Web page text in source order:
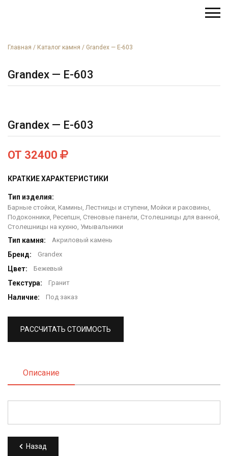
Главная / Каталог камня / Grandex — E-603
Grandex — E-603
Grandex — E-603
ОТ 32400
КРАТКИЕ ХАРАКТЕРИСТИКИ
Тип изделия:
Барные стойки, Камины, Лестницы и ступени, Мойки и раковины,
Подоконники, Ресепшн, Стеновые панели, Столешницы для ванной,
Столешницы на кухню, Умывальники
Тип камня: Акриловый камень
Бренд: Grandex
Цвет: Бежевый
Текстура: Гранит
Наличие: Под заказ
РАССЧИТАТЬ СТОИМОСТЬ
Описание
Назад